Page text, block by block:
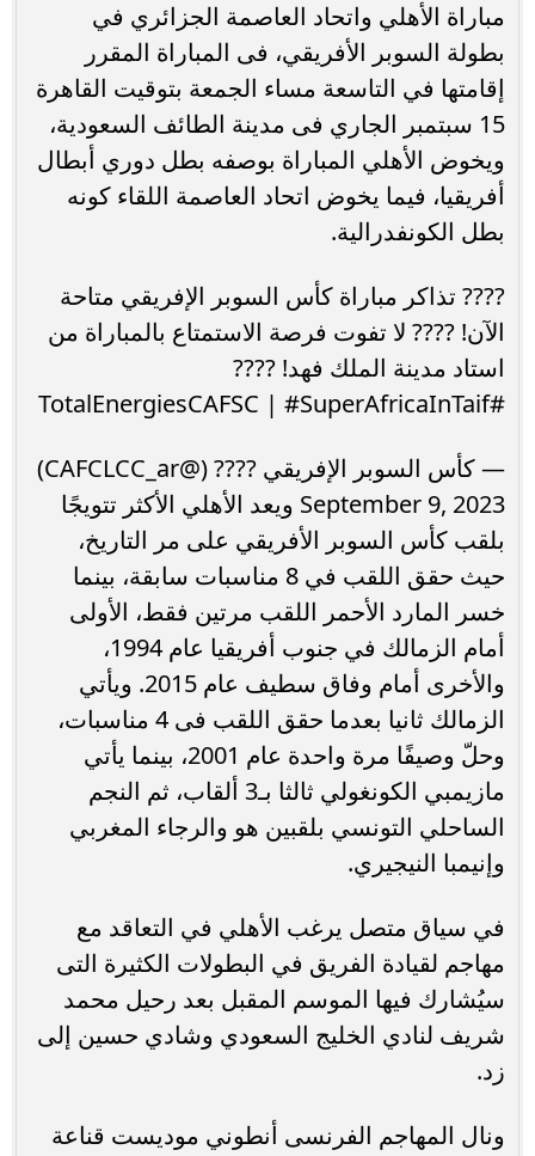
مباراة الأهلي واتحاد العاصمة الجزائري في
بطولة السوبر الأفريقي، فى المباراة المقرر
إقامتها في التاسعة مساء الجمعة بتوقيت القاهرة
15 سبتمبر الجاري فى مدينة الطائف السعودية،
ويخوض الأهلي المباراة بوصفه بطل دوري أبطال
أفريقيا، فيما يخوض اتحاد العاصمة اللقاء كونه
بطل الكونفدرالية.
???? تذاكر مباراة كأس السوبر الإفريقي متاحة
الآن! ???? لا تفوت فرصة الاستمتاع بالمباراة من
استاد مدينة الملك فهد! ????
#TotalEnergiesCAFSC | #SuperAfricaInTaif
— كأس السوبر الإفريقي ???? (@CAFCLCC_ar)
September 9, 2023 ويعد الأهلي الأكثر تتويجًا
بلقب كأس السوبر الأفريقي على مر التاريخ،
حيث حقق اللقب في 8 مناسبات سابقة، بينما
خسر المارد الأحمر اللقب مرتين فقط، الأولى
أمام الزمالك في جنوب أفريقيا عام 1994،
والأخرى أمام وفاق سطيف عام 2015. ويأتي
الزمالك ثانيا بعدما حقق اللقب فى 4 مناسبات،
وحلّ وصيفًا مرة واحدة عام 2001، بينما يأتي
مازيمبي الكونغولي ثالثا بـ3 ألقاب، ثم النجم
الساحلي التونسي بلقبين هو والرجاء المغربي
وإنيمبا النيجيري.
في سياق متصل يرغب الأهلي في التعاقد مع
مهاجم لقيادة الفريق في البطولات الكثيرة التى
سيُشارك فيها الموسم المقبل بعد رحيل محمد
شريف لنادي الخليج السعودي وشادي حسين إلى
زد.
ونال المهاجم الفرنسى أنطوني موديست قناعة